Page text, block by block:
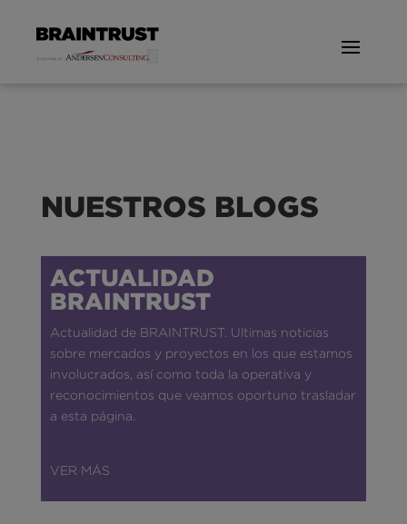
NUESTROS BLOGS
ACTUALIDAD
BRAINTRUST
Actualidad de BRAINTRUST. Ultimas noticias
sobre mercados y proyectos en los que estamos
involucrados, así como toda la operativa y
reconocimientos que veamos oportuno trasladar
a esta página.
VER MÁS